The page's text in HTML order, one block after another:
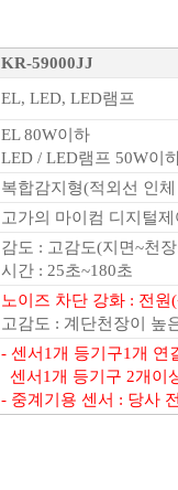
KR-59000JJ
EL, LED, LED램프
EL 80W이하
LED / LED램프 50W이
복합감지형(적외선 인
고가의 마이컴 디지털제
감도 : 고감도(지면~천
시간 : 25초~180초
노이즈 차단 강화 : 전
고감도 : 계단천장이 높
- 센서1개 등기구1개 연
센서1개 등기구 2개이
- 중계기용 센서 : 당사